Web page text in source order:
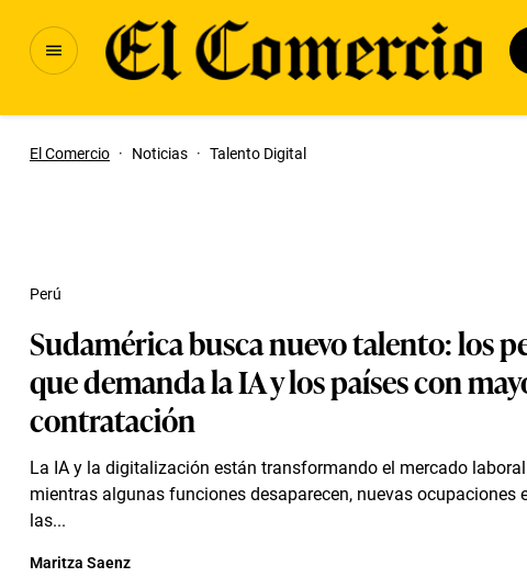
El Comercio · Noticias · Talento Digital
Sudamérica busca nuevo talento: los
que demanda la IA y los países con
contratación
La IA y la digitalización están transformando el mercado
mientras algunas funciones desaparecen, nuevas ocupaciones
las...
Perú
Maritza Saenz